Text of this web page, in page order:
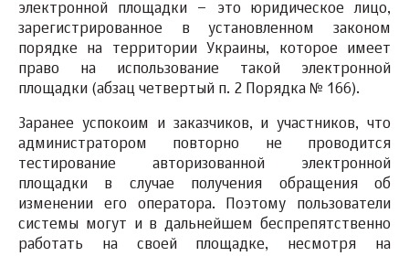
электронной площадки – это юридическое лицо,
зарегистрированное в установленном законом
порядке на территории Украины, которое имеет
право на использование такой электронной
площадки (абзац четвертый п. 2 Порядка № 166).
Заранее успокоим и заказчиков, и участников, что
администратором повторно не проводится
тестирование авторизованной электронной
площадки в случае получения обращения об
изменении его оператора. Поэтому пользователи
системы могут и в дальнейшем беспрепятственно
работать на своей площадке, несмотря на